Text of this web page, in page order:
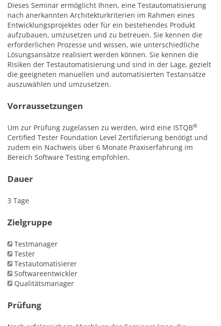
Dieses Seminar ermöglicht Ihnen, eine Testautomatisierung
nach anerkannten Architekturkriterien im Rahmen eines
Entwicklungsprojektes oder für ein bestehendes Produkt
aufzubauen, umzusetzen und zu betreuen. Sie kennen die
erforderlichen Prozesse und wissen, wie unterschiedliche
Lösungsansätze realisiert werden können. Sie kennen die
Risiken der Testautomatisierung und sind in der Lage, gezielt
die geeigneten manuellen und automatisierten Testansätze
auszuwählen und umzusetzen.
Vorraussetzungen
Um zur Prüfung zugelassen zu werden, wird eine ISTQB®
Certified Tester Foundation Level Zertifizierung benötigt und
zudem ein Nachweis über 6 Monate Praxiserfahrung im
Bereich Software Testing empfohlen.
Dauer
3 Tage
Zielgruppe
Testmanager
Tester
Testautomatisierer
Softwareentwickler
Qualitätsmanager
Prüfung